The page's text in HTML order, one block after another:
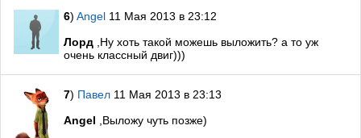
6) Angel 11 Мая 2013 в 23:12
Лорд ,Ну хоть такой можешь выложить? а то уж
очень классный двиг)))
7) Павел 11 Мая 2013 в 23:13
Angel
,Выложу чуть позже)